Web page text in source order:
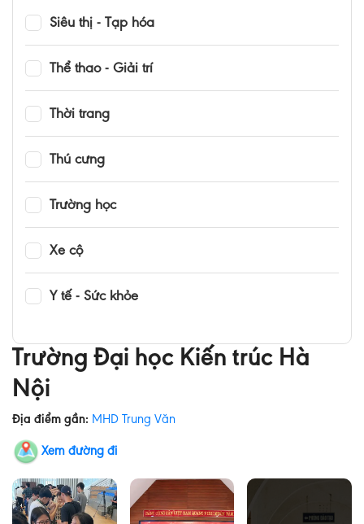
Siêu thị - Tạp hóa
Thể thao - Giải trí
Thời trang
Thú cưng
Trường học
Xe cộ
Y tế - Sức khỏe
Trường Đại học Kiến trúc Hà
Nội
Địa điểm gần: MHD Trung Văn
Xem đường đi